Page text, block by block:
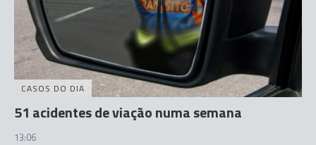
CASOS DO DIA
51 acidentes de viação numa semana
13:06